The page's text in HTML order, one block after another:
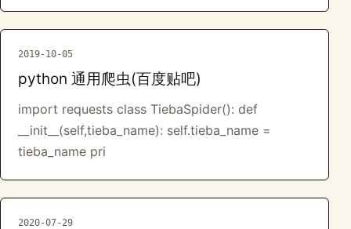
2019-10-05
python 通用爬虫(百度贴吧)
import requests class TiebaSpider(): def
__init__(self,tieba_name): self.tieba_name =
tieba_name pri
2020-07-29